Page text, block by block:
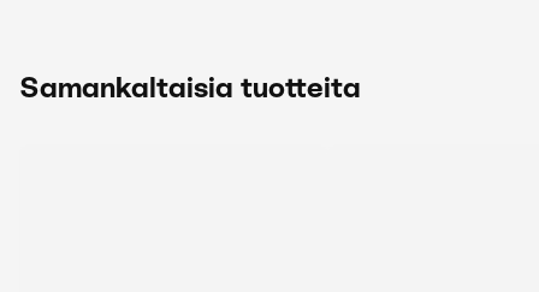
Samankaltaisia tuotteita